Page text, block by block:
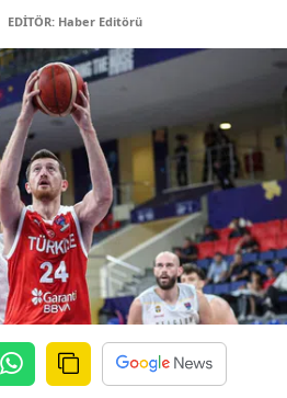
EDİTÖR: Haber Editörü